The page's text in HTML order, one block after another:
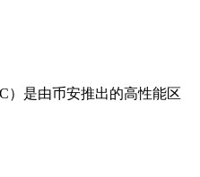
）是由币安推出的高性能区